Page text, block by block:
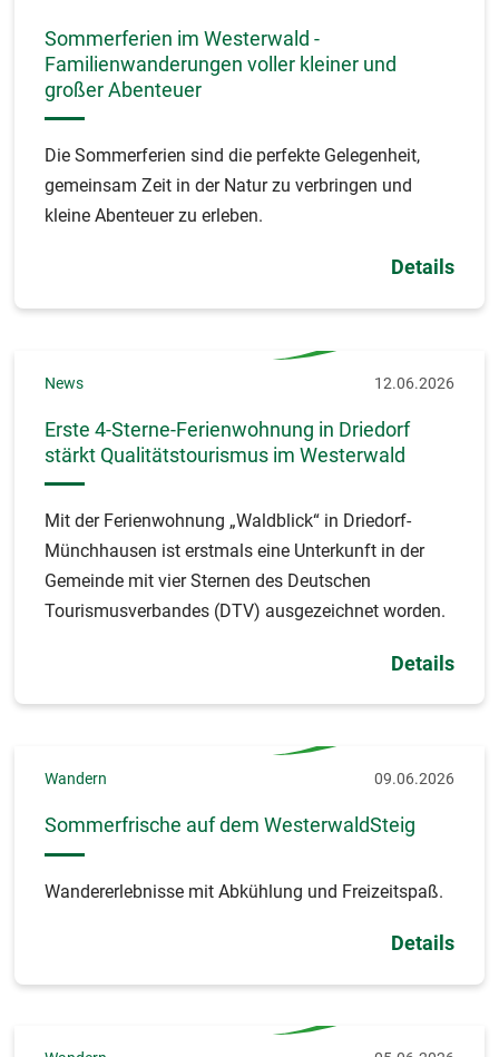
Sommerferien im Westerwald -
Familienwanderungen voller kleiner und
großer Abenteuer
Die Sommerferien sind die perfekte Gelegenheit,
gemeinsam Zeit in der Natur zu verbringen und
kleine Abenteuer zu erleben.
Details
News 12.06.2026
Erste 4-Sterne-Ferienwohnung in Driedorf
stärkt Qualitätstourismus im Westerwald
Mit der Ferienwohnung „Waldblick“ in Driedorf-
Münchhausen ist erstmals eine Unterkunft in der
Gemeinde mit vier Sternen des Deutschen
Tourismusverbandes (DTV) ausgezeichnet worden.
Details
Wandern 09.06.2026
Sommerfrische auf dem WesterwaldSteig
Wandererlebnisse mit Abkühlung und Freizeitspaß.
Details